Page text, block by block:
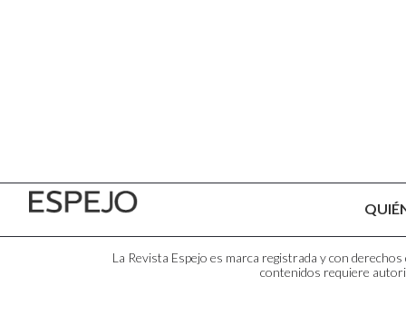
La Revista Espejo es marca registrada y con
contenidos requiere